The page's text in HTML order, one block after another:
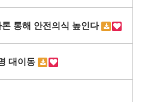
통해 안전의식 높인다
대이동